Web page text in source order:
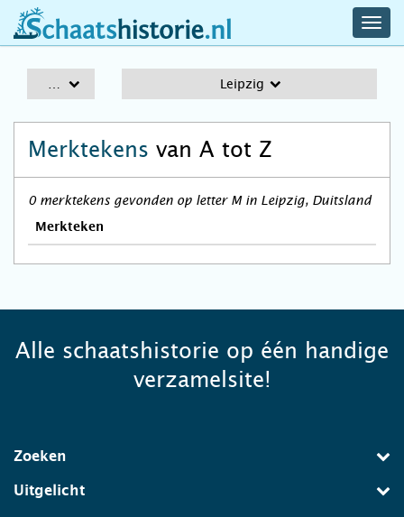
schaatshistorie.nl
Leipzig
Merktekens van A tot Z
0 merktekens gevonden op letter M in Leipzig, Duitsland
Merkteken
Alle schaatshistorie op één handige
verzamelsite!
Zoeken
Uitgelicht